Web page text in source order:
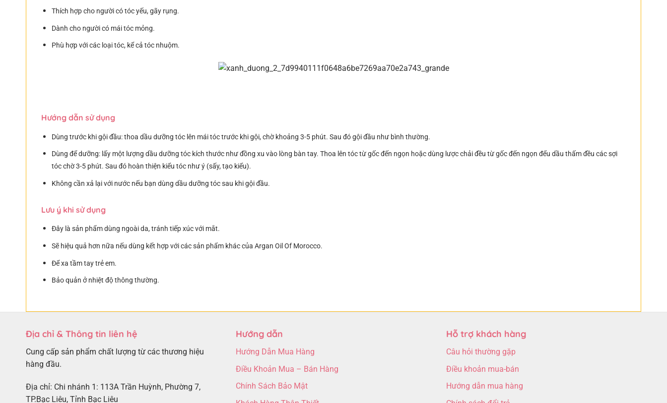
Thích hợp cho người có tóc yếu, gãy rụng.
Dành cho người có mái tóc mỏng.
Phù hợp với các loại tóc, kể cả tóc nhuộm.
Hướng dẫn sử dụng
Dùng trước khi gội đầu: thoa dầu dưỡng tóc lên mái tóc trước khi gội, chờ khoảng 3-5 phút. Sau đó gội đầu như bình thường.
Dùng để dưỡng: lấy một lượng dầu dưỡng tóc kích thước như đồng xu vào lòng bàn tay. Thoa lên tóc từ gốc đến ngọn hoặc dùng lược chải đều từ gốc đến ngọn đểu dầu thấm đều các sợi
tóc chờ 3-5 phút. Sau đó hoàn thiện kiểu tóc như ý (sấy, tạo kiểu).
Không cần xả lại với nước nếu bạn dùng dầu dưỡng tóc sau khi gội đầu.
Lưu ý khi sử dụng
Đây là sản phẩm dùng ngoài da, tránh tiếp xúc với mắt.
Sẽ hiệu quả hơn nữa nếu dùng kết hợp với các sản phẩm khác của Argan Oil Of Morocco.
Để xa tầm tay trẻ em.
Bảo quản ở nhiệt độ thông thường.
Địa chỉ & Thông tin liên hệ
Cung cấp sản phẩm chất lượng từ các thương hiệu
hàng đầu.
Địa chỉ: Chi nhánh 1: 113A Trần Huỳnh, Phường 7,
TP.Bạc Liêu, Tỉnh Bạc Liêu
Hướng dẫn
Hướng Dẫn Mua Hàng
Điều Khoản Mua – Bán Hàng
Chính Sách Bảo Mật
Hỗ trợ khách hàng
Câu hỏi thường gặp
Điều khoản mua-bán
Hướng dẫn mua hàng